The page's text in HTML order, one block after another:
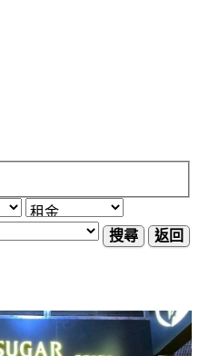
搜尋 返回